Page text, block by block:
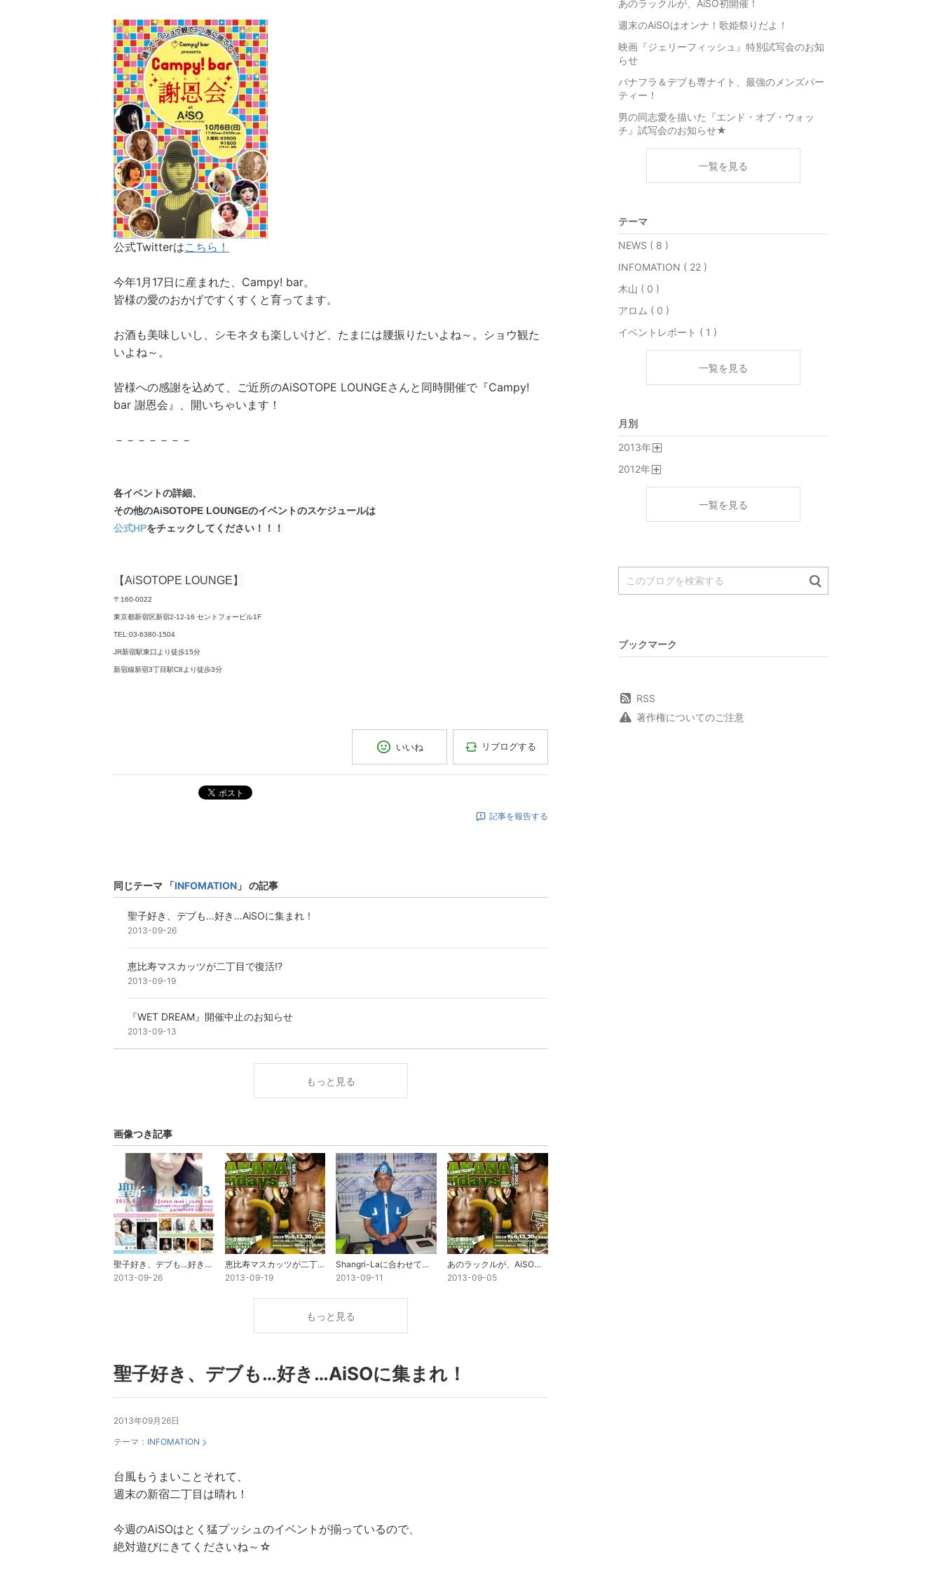
公式Twitterはこちら！
今年1月17日に産まれた、Campy! bar。
皆様の愛のおかげですくすくと育ってます。
お酒も美味しいし、シモネタも楽しいけど、たまには腰振りたいよね～。ショウ観た
いよね～。
皆様への感謝を込めて、ご近所のAiSOTOPE LOUNGEさんと同時開催で『Campy!
bar 謝恩会』、開いちゃいます！
－－－－－－－
各イベントの詳細、
その他のAiSOTOPE LOUNGEのイベントのスケジュールは
公式HPをチェックしてください！！！
【AiSOTOPE LOUNGE】
〒160-0022
東京都新宿区新宿2-12-16 セントフォービル1F
TEL:03-6380-1504
JR新宿駅東口より徒歩15分
新宿線新宿3丁目駅C8より徒歩3分
いいね リブログする
ポスト
記事を報告する
同じテーマ 「INFOMATION 」 の記事
聖子好き、デブも…好き…AiSOに集まれ！
2013-09-26
恵比寿マスカッツが二丁目で復活!?
2013-09-19
『WET DREAM』開催中止のお知らせ
2013-09-13
もっと見る
画像つき記事
聖子好き、デブも…好き…AiSOに集まれ！
2013-09-26
恵比寿マスカッツが二丁目で復活!?
2013-09-19
Shangri-Laに合わせて、AiSOもフル稼働！
2013-09-11
あのラックルが、AiSO初開催！
2013-09-05
もっと見る
聖子好き、デブも…好き…AiSOに集まれ！
2013年09月26日
テーマ： INFOMATION
台風もうまいことそれて、
週末の新宿二丁目は晴れ！
今週のAiSOはとく猛プッシュのイベントが揃っているので、
絶対遊びにきてくださいね～☆
あのラックルが、AiSO初開催！
週末のAiSOはオンナ！歌姫祭りだよ！
映画『ジェリーフィッシュ』特別試写会のお知
らせ
バナフラ＆デブも専ナイト、最強のメンズパー
ティー！
男の同志愛を描いた『エンド・オブ・ウォッ
チ』試写会のお知らせ★
一覧を見る
テーマ
NEWS ( 8 )
INFOMATION ( 22 )
木山 ( 0 )
アロム ( 0 )
イベントレポート ( 1 )
一覧を見る
月別
2013年
2012年
一覧を見る
ブックマーク
RSS
著作権についてのご注意